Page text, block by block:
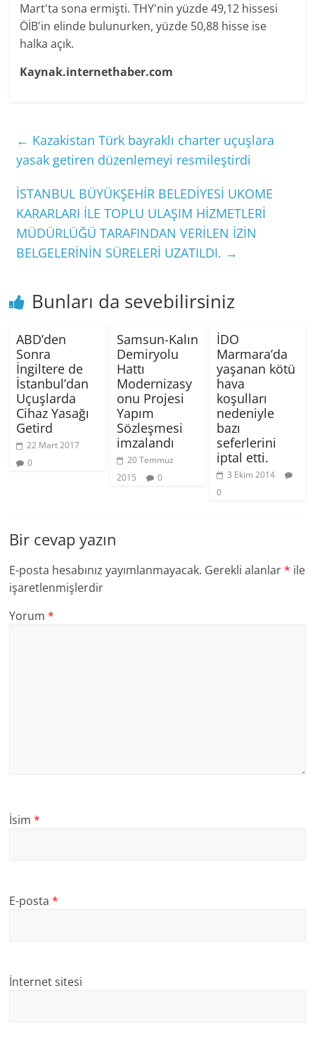
Mart'ta sona ermişti. THY'nin yüzde 49,12 hissesi
ÖİB'in elinde bulunurken, yüzde 50,88 hisse ise
halka açık.
Kaynak.internethaber.com
← Kazakistan Türk bayraklı charter uçuşlara
yasak getiren düzenlemeyi resmileştirdi
İSTANBUL BÜYÜKŞEHİR BELEDİYESİ UKOME
KARARLARI İLE TOPLU ULAŞIM HİZMETLERİ
MÜDÜRLÜĞÜ TARAFINDAN VERİLEN İZİN
BELGELERİNİN SÜRELERİ UZATILDI. →
Bunları da sevebilirsiniz
ABD’den
Sonra
İngiltere de
İstanbul’dan
Uçuşlarda
Cihaz Yasağı
Getird
22 Mart 2017
0
Samsun-Kalın
Demiryolu
Hattı
Modernizasy
onu Projesi
Yapım
Sözleşmesi
imzalandı
20 Temmuz
2015
0
İDO
Marmara’da
yaşanan kötü
hava
koşulları
nedeniyle
bazı
seferlerini
iptal etti.
3 Ekim 2014
0
Bir cevap yazın
E-posta hesabınız yayımlanmayacak. Gerekli alanlar* ile
işaretlenmişlerdir
Yorum*
İsim*
E-posta*
İnternet sitesi